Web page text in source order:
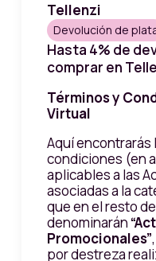
Tellenzi
Devolución de
Hasta 4% de
comprar en
Términos y
Virtual
Aquí encontrarás
condiciones (en
aplicables a las
asociadas a la
que en el resto
denominarán
Promocionales”
por destreza